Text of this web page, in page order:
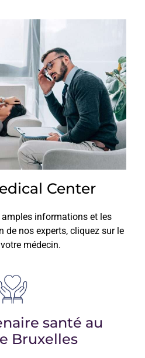
Center
informations et les
de nos experts, cliquez sur le
médecin.
santé au
Bruxelles